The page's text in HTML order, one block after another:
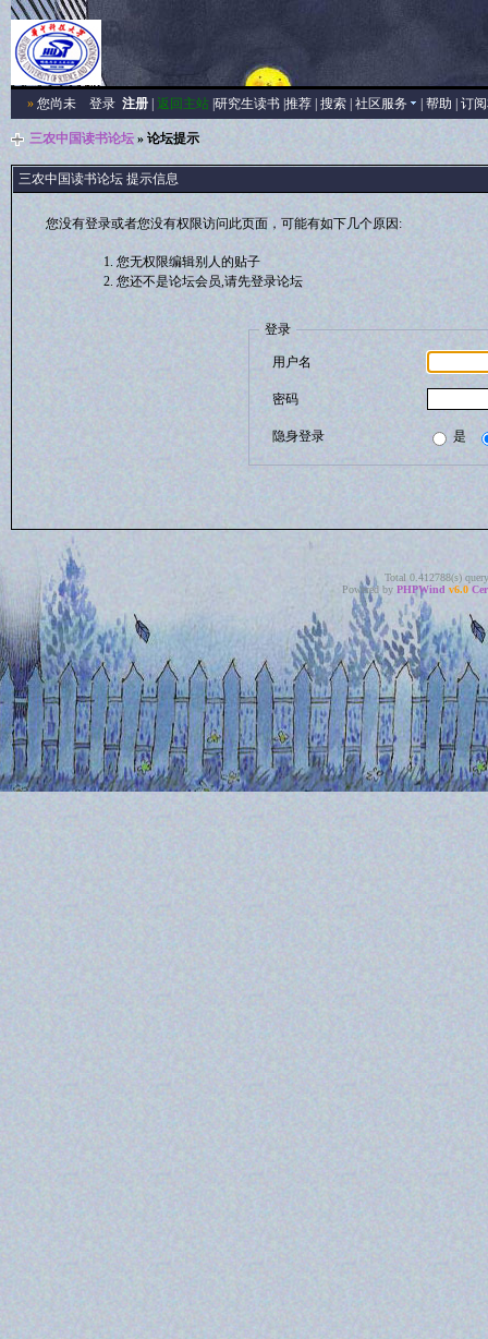
»您尚未 登录 注册| 返回主站| 研究生读书| 推荐| 搜索| 社区服务 帮助 订
三农中国读书论坛» 论坛提示
三农中国读书论坛 提示信息
您没有登录或者您没有权限访问此页面，可能有如下几个原因:
您无权限编辑别人的贴子
您还不是论坛会员,请先登录论坛
登录
用户名
密码
隐身登录 是
Total 0.412788(s)
Powered by PHPWind v6.0